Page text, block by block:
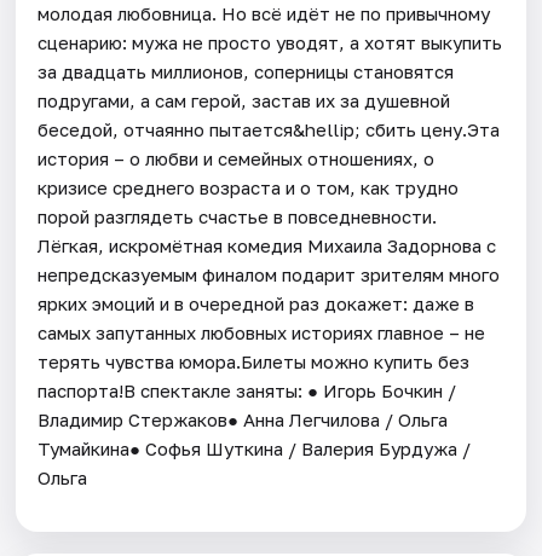
молодая любовница. Но всё идёт не по привычному
сценарию: мужа не просто уводят, а хотят выкупить
за двадцать миллионов, соперницы становятся
подругами, а сам герой, застав их за душевной
беседой, отчаянно пытается&hellip; сбить цену.Эта
история – о любви и семейных отношениях, о
кризисе среднего возраста и о том, как трудно
порой разглядеть счастье в повседневности.
Лёгкая, искромётная комедия Михаила Задорнова с
непредсказуемым финалом подарит зрителям много
ярких эмоций и в очередной раз докажет: даже в
самых запутанных любовных историях главное – не
терять чувства юмора.Билеты можно купить без
паспорта!В спектакле заняты: ● Игорь Бочкин /
Владимир Стержаков● Анна Легчилова / Ольга
Тумайкина● Софья Шуткина / Валерия Бурдужа /
Ольга